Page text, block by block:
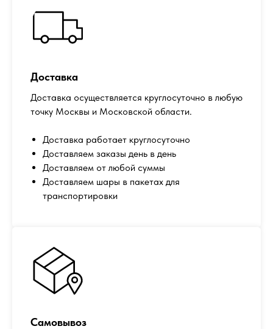
Доставка
Доставка осуществляется круглосуточно в любую
точку Москвы и Московской области.
Доставка работает круглосуточно
Доставляем заказы день в день
Доставляем от любой суммы
Доставляем шары в пакетах для
транспортировки
Самовывоз